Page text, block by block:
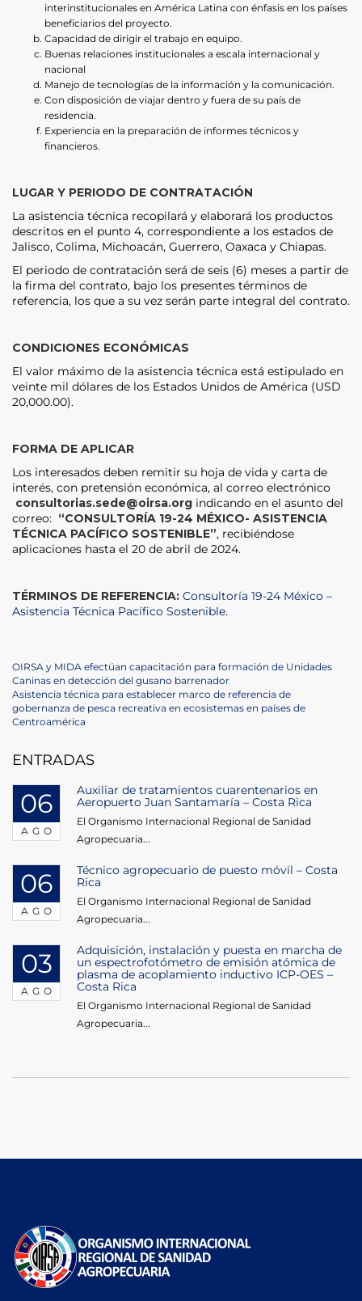
interinstitucionales en América Latina con énfasis en los países
beneficiarios del proyecto.
Capacidad de dirigir el trabajo en equipo.
Buenas relaciones institucionales a escala internacional y
nacional
Manejo de tecnologías de la información y la comunicación.
Con disposición de viajar dentro y fuera de su país de
residencia.
Experiencia en la preparación de informes técnicos y
financieros.
LUGAR Y PERIODO DE CONTRATACIÓN
La asistencia técnica recopilará y elaborará los productos
descritos en el punto 4, correspondiente a los estados de
Jalisco, Colima, Michoacán, Guerrero, Oaxaca y Chiapas.
El periodo de contratación será de seis (6) meses a partir de
la firma del contrato, bajo los presentes términos de
referencia, los que a su vez serán parte integral del contrato.
CONDICIONES ECONÓMICAS
El valor máximo de la asistencia técnica está estipulado en
veinte mil dólares de los Estados Unidos de América (USD
20,000.00).
FORMA DE APLICAR
Los interesados deben remitir su hoja de vida y carta de
interés, con pretensión económica, al correo electrónico
consultorias.sede@oirsa.org indicando en el asunto del
correo: “CONSULTORÍA 19-24 MÉXICO- ASISTENCIA
TÉCNICA PACÍFICO SOSTENIBLE”, recibiéndose
aplicaciones hasta el 20 de abril de 2024.
TÉRMINOS DE REFERENCIA: Consultoría 19-24 México –
Asistencia Técnica Pacífico Sostenible.
Navegación
de
entradas
Previous
Post
OIRSA y MIDA efectúan capacitación para formación de Unidades
Caninas en detección del gusano barrenador
Next
Post
Asistencia técnica para establecer marco de referencia de
gobernanza de pesca recreativa en ecosistemas en países de
Centroamérica
ENTRADAS
06
AGO
Auxiliar de tratamientos cuarentenarios en
Aeropuerto Juan Santamaría – Costa Rica
El Organismo Internacional Regional de Sanidad
Agropecuaria...
06
AGO
Técnico agropecuario de puesto móvil – Costa
Rica
El Organismo Internacional Regional de Sanidad
Agropecuaria...
03
AGO
Adquisición, instalación y puesta en marcha de
un espectrofotómetro de emisión atómica de
plasma de acoplamiento inductivo ICP-OES –
Costa Rica
El Organismo Internacional Regional de Sanidad
Agropecuaria...